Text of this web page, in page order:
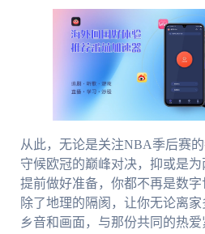
从此，无论是关注NBA季后赛
守候欧冠的巅峰对决，抑或是
提前做好准备，你都不再是数
除了地理的隔阂，让你无论离
乡音和画面，与那份共同的热